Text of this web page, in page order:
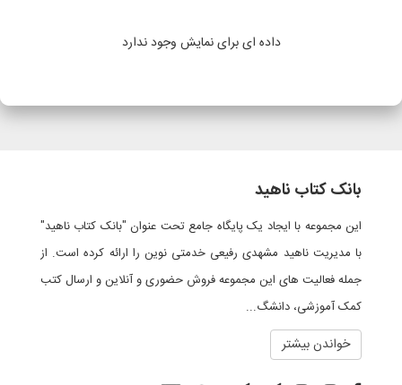
داده ای برای نمایش وجود ندارد
بانک کتاب ناهید
این مجموعه با ایجاد یک پایگاه جامع تحت عنوان "بانک کتاب ناهید"
با مدیریت ناهید مشهدی رفیعی خدمتی نوین را ارائه کرده است. از
جمله فعالیت های این مجموعه فروش حضوری و آنلاین و ارسال کتب
کمک آموزشی، دانشگ...
خواندن بیشتر